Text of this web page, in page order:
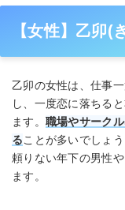
【女性】乙卯(
乙卯の女性は、仕事
し、一度恋に落ちる
ます。 職場やサーク
ることが多いでしょ
頼りない年下の男性
ます。